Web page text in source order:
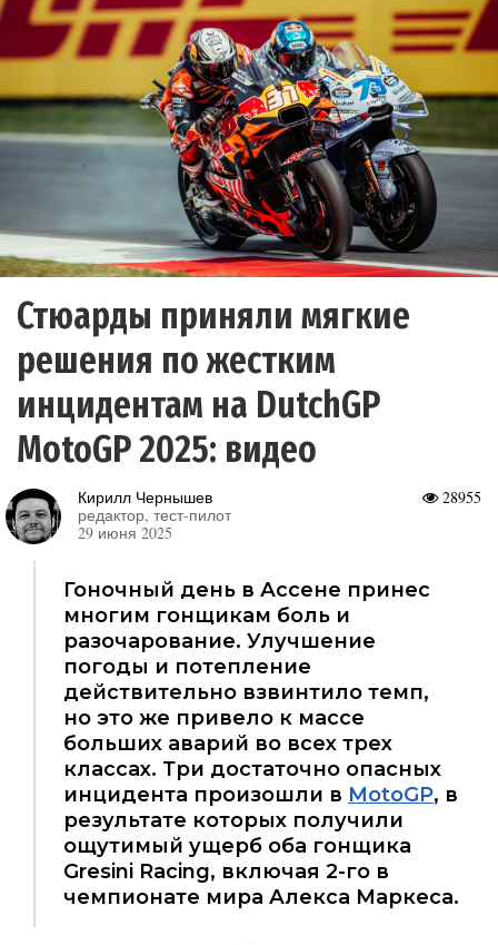
Стюарды приняли мягкие
решения по жестким
инцидентам на DutchGP
MotoGP 2025: видео
28955
Кирилл Чернышев
редактор, тест-пилот
29 июня 2025
Гоночный день в Ассене принес
многим гонщикам боль и
разочарование. Улучшение
погоды и потепление
действительно взвинтило темп,
но это же привело к массе
больших аварий во всех трех
классах. Три достаточно опасных
инцидента произошли в MotoGP, в
результате которых получили
ощутимый ущерб оба гонщика
Gresini Racing, включая 2-го в
чемпионате мира Алекса Маркеса.